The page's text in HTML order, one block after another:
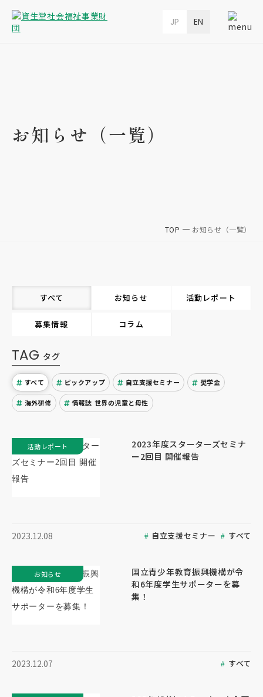
JP EN
お知らせ（一覧）
TOP お知らせ（一覧）
すべて お知らせ 活動レポート
募集情報 コラム
TAG タグ
すべて ピックアップ 自立支援セミナー 奨学金
海外研修 情報誌 世界の児童と母性
2023年度スターターズセミナ
ー2回目 開催報告
2023.12.08 自立支援セミナー すべて
活動レポート
国立青少年教育振興機構が令
和6年度学生サポーターを募
集！
2023.12.07 すべて
お知らせ